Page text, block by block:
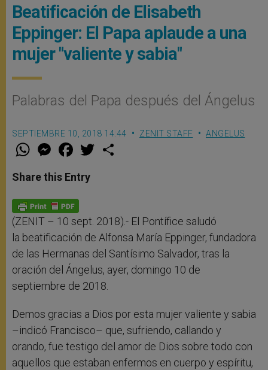
Beatificación de Elisabeth
Eppinger: El Papa aplaude a una
mujer "valiente y sabia"
Palabras del Papa después del Ángelus
SEPTIEMBRE 10, 2018 14:44 ZENIT STAFF ANGELUS
W
t
s
p
p
M
e
s
e
g
e
F
a
e
b
o
k
w
Share this Entry
(ZENIT – 10 sept. 2018).- El Pontífice saludó
la beatificación de Alfonsa María Eppinger, fundadora
de las Hermanas del Santísimo Salvador, tras la
oración del Ángelus, ayer, domingo 10 de
septiembre de 2018.
Demos gracias a Dios por esta mujer valiente y sabia
–indicó Francisco– que, sufriendo, callando y
orando, fue testigo del amor de Dios sobre todo con
aquellos que estaban enfermos en cuerpo y espíritu,